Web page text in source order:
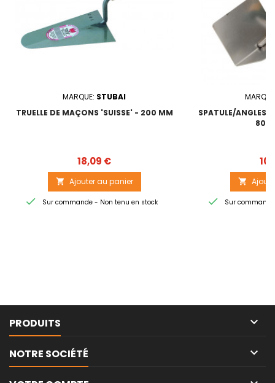
MARQUE: STUBAI
TRUELLE DE MAÇONS 'SUISSE' - 200 MM
Prix
18,09 €
 Ajouter au panier
 Sur commande - Non tenu en stock
SPATULE/ANGLES

 Sur
PRODUITS 
NOTRE SOCIÉTÉ 